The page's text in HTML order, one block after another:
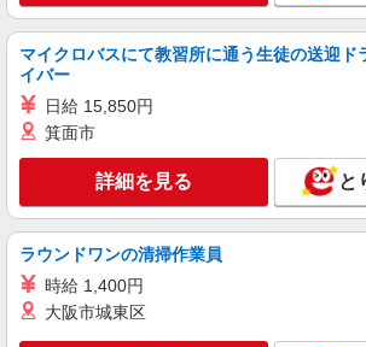
間（1か月間）：時給1,250円
アルバイト
URBAN RESEARCH DOORS
アパレル販売スタッフ
［アルバイト・パート
方法：月1回 毎月末日締め、
東京都立川市泉町935-1
マイクロバスにて教習所に通う生徒の送迎ド
イバー
日給 15,850円
箕面市
詳細を見る と
ラウンドワンの清掃作業員
時給 1,400円
大阪市城東区